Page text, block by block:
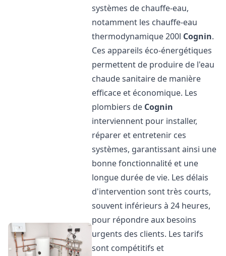
systèmes de chauffe-eau,
notamment les chauffe-eau
thermodynamique 200l Cognin.
Ces appareils éco-énergétiques
permettent de produire de l'eau
chaude sanitaire de manière
efficace et économique. Les
plombiers de Cognin
interviennent pour installer,
réparer et entretenir ces
systèmes, garantissant ainsi une
bonne fonctionnalité et une
longue durée de vie. Les délais
d'intervention sont très courts,
souvent inférieurs à 24 heures,
pour répondre aux besoins
urgents des clients. Les tarifs
sont compétitifs et